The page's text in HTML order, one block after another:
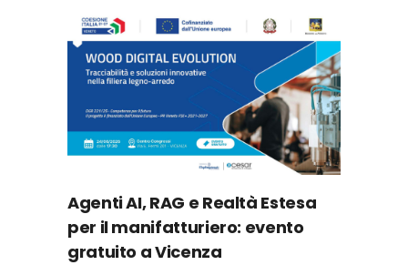
Agenti AI, RAG e Realtà Estesa
per il manifatturiero: evento
gratuito a Vicenza